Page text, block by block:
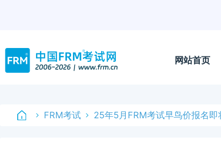
网站首页
FRM考试 25年5月FRM考试早鸟价报名